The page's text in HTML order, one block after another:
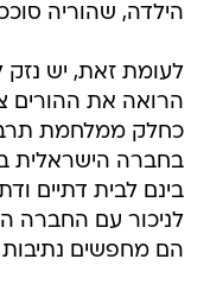
הילדה, שהוריה
לעומת זאת, יש
הרואה את ההורים
כחלק ממלחמת
בחברה הישראלית
בינם לבית דתיים
לניכור עם החברה
הם מחפשים נתיבות